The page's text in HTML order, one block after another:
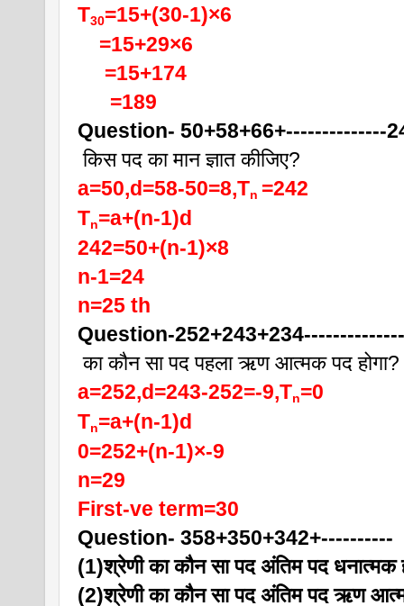
T30=15+(30-1)×6
=15+29×6
=15+174
=189
Question- 50+58+66+--------------
किस पद का मान ज्ञात कीजिए?
a=50,d=58-50=8,Tn =242
Tn=a+(n-1)d
242=50+(n-1)×8
n-1=24
n=25 th
Question-
का कौन सा पद पहला ऋण आत्मक पद होगा?
a=252,d=243-252=-9,Tn=0
Tn=a+(n-1)d
0=252+(n-1)×-9
n=29
First-ve term=30
Question- 358+350+342+----------
(1)श्रेणी का कौन सा पद अंतिम पद धनात्मक
(2)श्रेणी का कौन सा पद अंतिम पद ऋण